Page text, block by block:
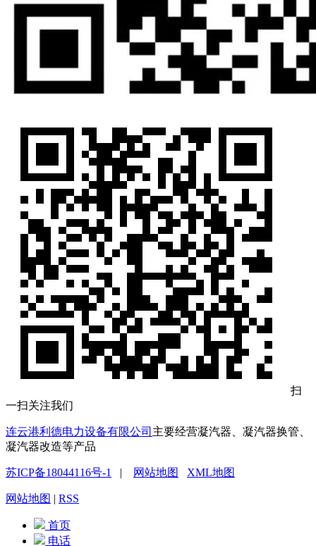
扫
一扫关注我们
连云港利德电力设备有限公司 主要经营凝汽器、凝汽器换管、
凝汽器改造等产品
苏ICP备18044116号-1 | 网站地图 XML地图
网站地图 | RSS
首页
电话